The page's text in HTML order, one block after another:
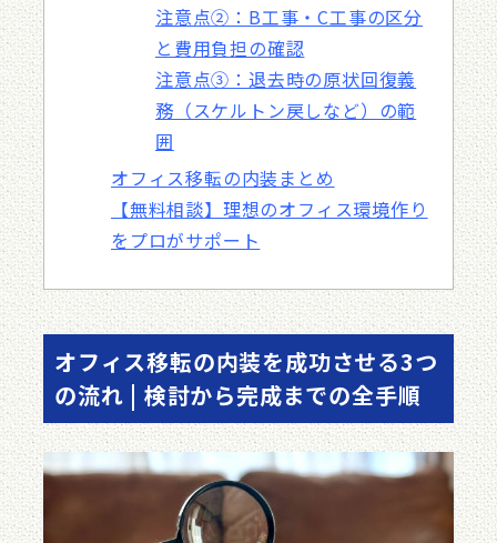
注意点②：B工事・C工事の区分
と費用負担の確認
注意点③：退去時の原状回復義
務（スケルトン戻しなど）の範
囲
オフィス移転の内装まとめ
【無料相談】理想のオフィス環境作り
をプロがサポート
オフィス移転の内装を成功させる3つ
の流れ | 検討から完成までの全手順